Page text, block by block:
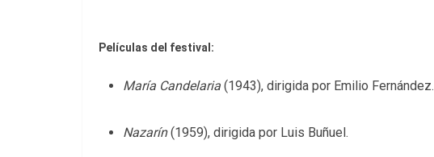
Películas del festival:
María Candelaria (1943), dirigida por Emilio Fernández.
Nazarín(1959), dirigida por Luis Buñuel.